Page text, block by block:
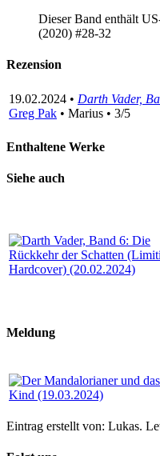
Dieser Band enthält
(2020) #28-32
Rezension
19.02.2024 • Darth Vader,
Greg Pak • Marius • 3/5
Enthaltene Werke
Siehe auch
Meldung
Eintrag erstellt von: Lukas.